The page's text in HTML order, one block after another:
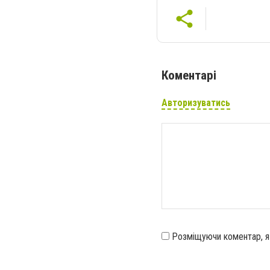
Коментарі
Авторизуватись
Розміщуючи коментар,